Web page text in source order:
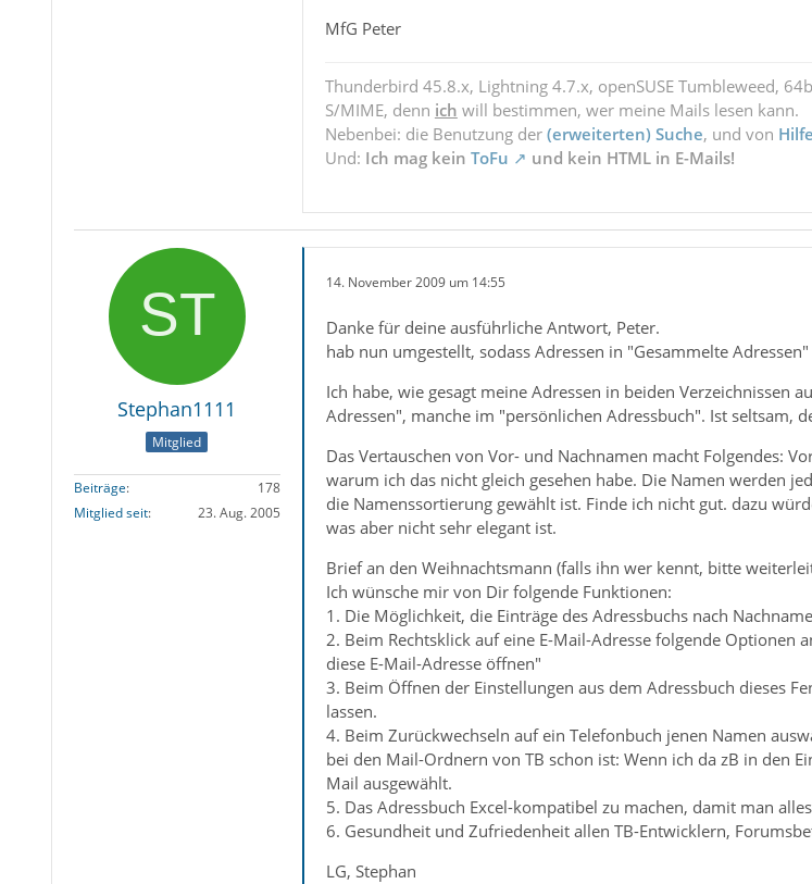
MfG Peter
Thunderbird 45.8.x, Lightning 4.7.x, openSUSE Tumbleweed,
S/MIME, denn ich will bestimmen, wer meine Mails lesen kann.
Nebenbei: die Benutzung der (erweiterten) Suche, und von
Und: Ich mag kein ToFu und kein HTML in E-Mails!
Stephan1111
Mitglied
Beiträge
178
Mitglied seit
23. Aug. 2005
14. November 2009 um 14:55
Danke für deine ausführliche Antwort, Peter.
hab nun umgestellt, sodass Adressen in "Gesammelte
Ich habe, wie gesagt meine Adressen in beiden Verzeichnissen
Adressen", manche im "persönlichen Adressbuch". Ist seltsam,
Das Vertauschen von Vor- und Nachnamen macht Folgendes:
warum ich das nicht gleich gesehen habe. Die Namen werden
die Namenssortierung gewählt ist. Finde ich nicht gut. dazu
was aber nicht sehr elegant ist.
Brief an den Weihnachtsmann (falls ihn wer kennt, bitte
Ich wünsche mir von Dir folgende Funktionen:
1. Die Möglichkeit, die Einträge des Adressbuchs nach
2. Beim Rechtsklick auf eine E-Mail-Adresse folgende
diese E-Mail-Adresse öffnen"
3. Beim Öffnen der Einstellungen aus dem Adressbuch dieses
lassen.
4. Beim Zurückwechseln auf ein Telefonbuch jenen Namen
bei den Mail-Ordnern von TB schon ist: Wenn ich da zB in den
Mail ausgewählt.
5. Das Adressbuch Excel-kompatibel zu machen, damit man
6. Gesundheit und Zufriedenheit allen TB-Entwicklern,
LG, Stephan